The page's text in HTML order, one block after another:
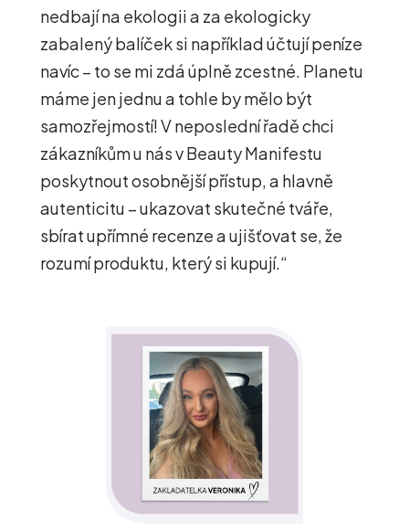
nedbají na ekologii a za ekologicky
zabalený balíček si například účtují peníze
navíc – to se mi zdá úplně zcestné. Planetu
máme jen jednu a tohle by mělo být
samozřejmostí! V neposlední řadě chci
zákazníkům u nás v Beauty Manifestu
poskytnout osobnější přístup, a hlavně
autenticitu – ukazovat skutečné tváře,
sbírat upřímné recenze a ujišťovat se, že
rozumí produktu, který si kupují.“